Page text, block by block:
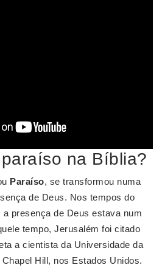
na Bíblia?
Paraíso, se transformou numa
de Deus. Nos tempos do
presença de Deus estava num
tempo, Jerusalém foi citado
a cientista da Universidade da
Hill, nos Estados Unidos.